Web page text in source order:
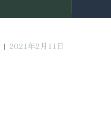
| 2021年2月11日